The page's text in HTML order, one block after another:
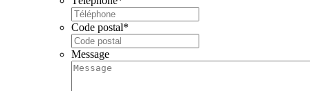
Code postal*
Message